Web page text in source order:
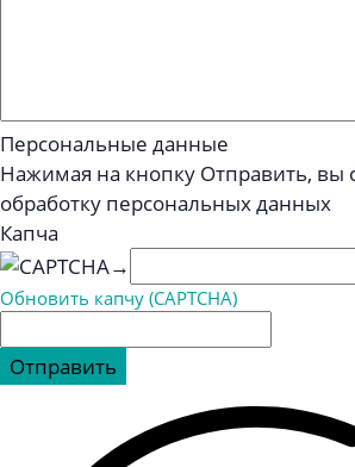
Персональные данные
Нажимая на кнопку Отправить, вы
обработку персональных данных
Капча
→
Обновить капчу (CAPTCHA)
Отправить